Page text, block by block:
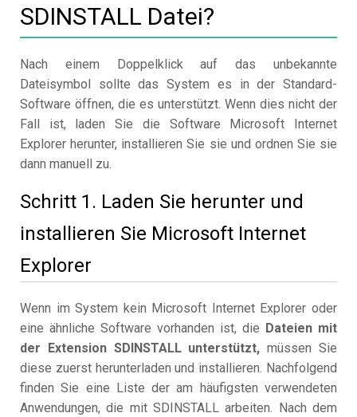
SDINSTALL Datei?
Nach einem Doppelklick auf das unbekannte
Dateisymbol sollte das System es in der Standard-
Software öffnen, die es unterstützt. Wenn dies nicht der
Fall ist, laden Sie die Software Microsoft Internet
Explorer herunter, installieren Sie sie und ordnen Sie sie
dann manuell zu.
Schritt 1. Laden Sie herunter und
installieren Sie Microsoft Internet
Explorer
Wenn im System kein Microsoft Internet Explorer oder
eine ähnliche Software vorhanden ist, die Dateien mit
der Extension SDINSTALL unterstützt, müssen Sie
diese zuerst herunterladen und installieren. Nachfolgend
finden Sie eine Liste der am häufigsten verwendeten
Anwendungen, die mit SDINSTALL arbeiten. Nach dem